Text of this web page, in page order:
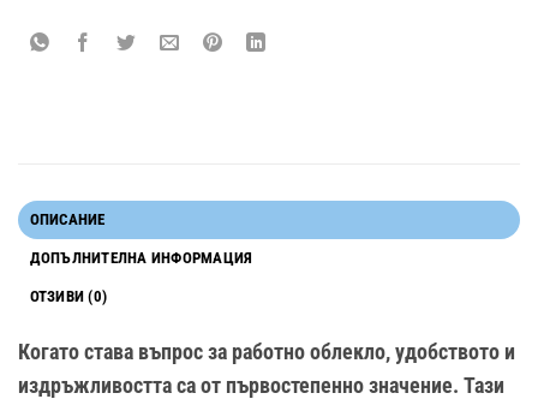
ОПИСАНИЕ
ДОПЪЛНИТЕЛНА ИНФОРМАЦИЯ
ОТЗИВИ (0)
Когато става въпрос за работно облекло, удобството и
издръжливостта са от първостепенно значение. Тази